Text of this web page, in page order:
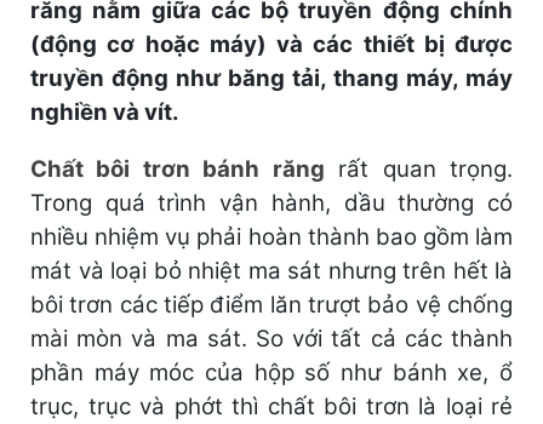
răng nằm giữa các bộ truyền động chính
(động cơ hoặc máy) và các thiết bị được
truyền động như băng tải, thang máy, máy
nghiền và vít.
Chất bôi trơn bánh răng rất quan trọng.
Trong quá trình vận hành, dầu thường có
nhiều nhiệm vụ phải hoàn thành bao gồm làm
mát và loại bỏ nhiệt ma sát nhưng trên hết là
bôi trơn các tiếp điểm lăn trượt bảo vệ chống
mài mòn và ma sát. So với tất cả các thành
phần máy móc của hộp số như bánh xe, ổ
trục, trục và phớt thì chất bôi trơn là loại rẻ